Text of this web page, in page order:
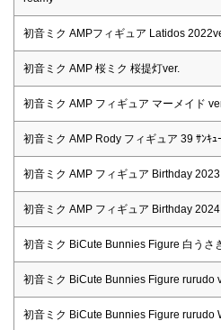
初音ミク AMPフィギュア Latidos
初音ミク AMP 桜ミク 桜提灯ver.
初音ミク AMP フィギュア マーメイド
初音ミク AMP Rody フィギュア 39 ｻﾝｷｭ
初音ミク AMP フィギュア Birthday
初音ミク AMP フィギュア Birthday
初音ミク BiCute Bunnies Figure 白うさ
初音ミク BiCute Bunnies Figure rurudo
初音ミク BiCute Bunnies Figure rurudo